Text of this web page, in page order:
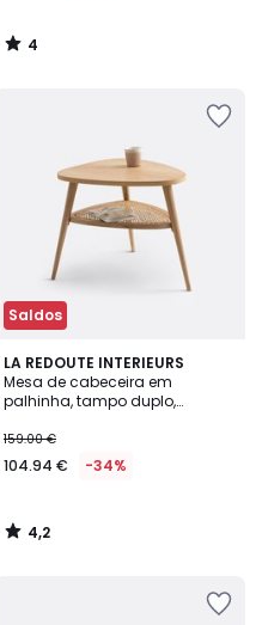
4
/
Saldos
LA REDOUTE INTERIEURS
Mesa de cabeceira em
palhinha, tampo duplo,
159.00 €
104.94 € -34%
4,2
/ 5
4,2
/